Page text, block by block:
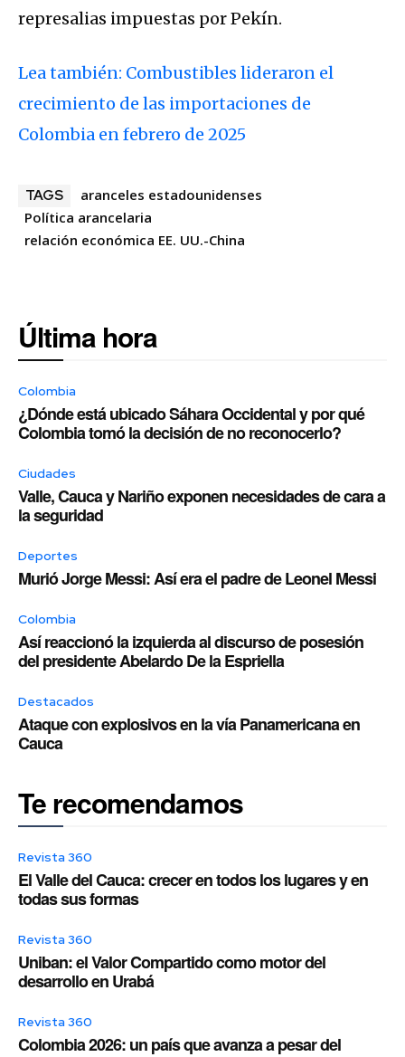
represalias impuestas por Pekín.
Lea también: Combustibles lideraron el
crecimiento de las importaciones de
Colombia en febrero de 2025
TAGS
aranceles estadounidenses
Política arancelaria
relación económica EE. UU.-China
Última hora
Colombia
¿Dónde está ubicado Sáhara Occidental y por qué
Colombia tomó la decisión de no reconocerlo?
Ciudades
Valle, Cauca y Nariño exponen necesidades de cara a
la seguridad
Deportes
Murió Jorge Messi: Así era el padre de Leonel Messi
Colombia
Así reaccionó la izquierda al discurso de posesión
del presidente Abelardo De la Espriella
Destacados
Ataque con explosivos en la vía Panamericana en
Cauca
Te recomendamos
Revista 360
El Valle del Cauca: crecer en todos los lugares y en
todas sus formas
Revista 360
Uniban: el Valor Compartido como motor del
desarrollo en Urabá
Revista 360
Colombia 2026: un país que avanza a pesar del